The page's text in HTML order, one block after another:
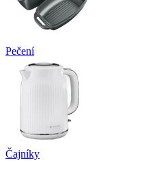
Pečení
Čajníky